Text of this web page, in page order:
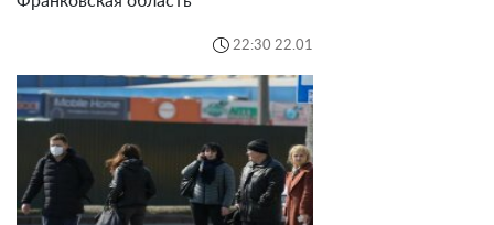
22:30 22.01